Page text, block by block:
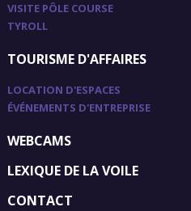
VISITE PÔLE COURSE
TYROLL
TOURISME D'AFFAIRES
LOCATION D'ESPACES
ÉVÉNEMENTS D'ENTREPRISE
WEBCAMS
LEXIQUE DE LA VOILE
CONTACT